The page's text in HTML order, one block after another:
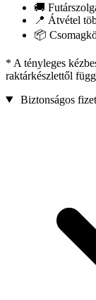
🚚
📍 Átvétel
📦
* A tényleges
raktárkészlettől
Biztonságos